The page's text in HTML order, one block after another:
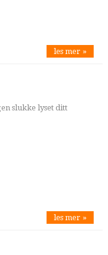
les mer »
slukke lyset ditt
les mer »